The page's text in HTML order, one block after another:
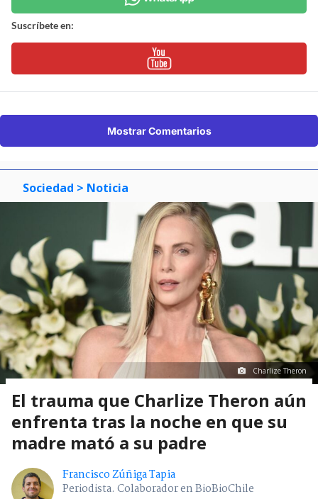
Suscríbete en:
Mostrar Comentarios
Sociedad > Noticia
Charlize Theron
El trauma que Charlize Theron aún
enfrenta tras la noche en que su
madre mató a su padre
Francisco Zúñiga Tapia
Periodista. Colaborador en BioBioChile